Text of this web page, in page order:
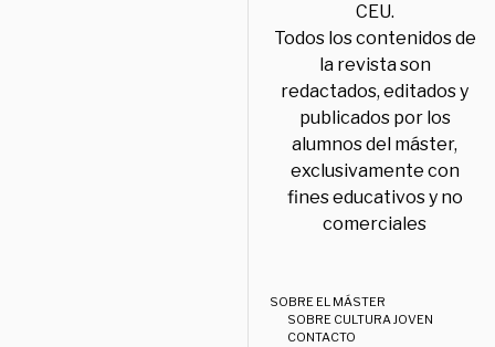
CEU.
Todos los contenidos de
la revista son
redactados, editados y
publicados por los
alumnos del máster,
exclusivamente con
fines educativos y no
comerciales
SOBRE EL MÁSTER
SOBRE CULTURA JOVEN
CONTACTO